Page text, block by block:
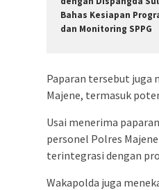
Bahas Kesiapan
dan Monitoring SPPG
Paparan tersebut juga
Majene, termasuk
Usai menerima
personel Polres
terintegrasi dengan
Wakapolda juga